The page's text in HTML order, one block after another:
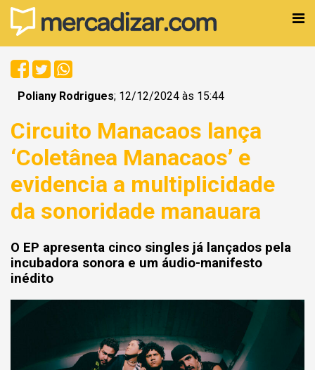
Poliany Rodrigues; 12/12/2024 às 15:44
Circuito Manacaos lança
‘Coletânea Manacaos’ e
evidencia a multiplicidade
da sonoridade manauara
O EP apresenta cinco singles já lançados pela
incubadora sonora e um áudio-manifesto
inédito